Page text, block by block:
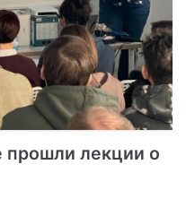
лекции о